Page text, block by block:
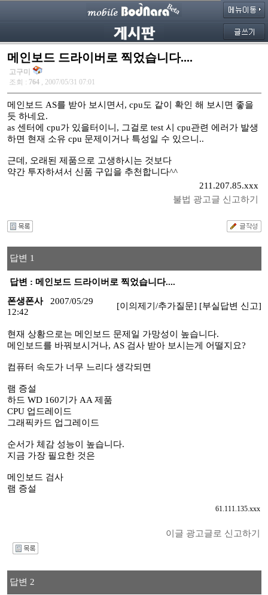
메인보드 드라이버로 찍었습니다....
고구미
조회 : 764 , 2007/05/31 07:01
메인보드 AS를 받아 보시면서, cpu도 같이 확인 해 보시면 좋을
듯 하네요.
as 센터에 cpu가 있을터이니, 그걸로 test 시 cpu관련 에러가 발생
하면 현재 소유 cpu 문제이거나 특성일 수 있으니..
근데, 오래된 제품으로 고생하시는 것보다
약간 투자하셔서 신품 구입을 추천합니다^^
211.207.85.xxx
불법 광고글 신고하기
답변 1
답변 : 메인보드 드라이버로 찍었습니다....
폰생폰사
2007/05/29
12:42
[이의제기/추가질문] [부실답변 신고]
현재 상황으로는 메인보드 문제일 가망성이 높습니다.
메인보드를 바꿔보시거나, AS 검사 받아 보시는게 어떨지요?
컴퓨터 속도가 너무 느리다 생각되면
램 증설
하드 WD 160기가 AA 제품
CPU 업드레이드
그래픽카드 업그레이드
순서가 체감 성능이 높습니다.
지금 가장 필요한 것은
메인보드 검사
램 증설
61.111.135.xxx
이글 광고글로 신고하기
답변 2